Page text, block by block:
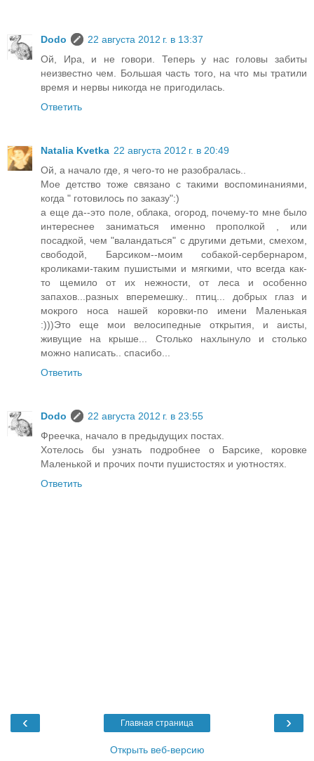
Dodo
22 августа 2012 г. в 13:37
Ой, Ира, и не говори. Теперь у нас головы забиты
неизвестно чем. Большая часть того, на что мы тратили
время и нервы никогда не пригодилась.
Ответить
Natalia Kvetka 22 августа 2012 г. в 20:49
Ой, а начало где, я чего-то не разобралась..
Мое детство тоже связано с такими воспоминаниями,
когда " готовилось по заказу":)
а еще да--это поле, облака, огород, почему-то мне было
интереснее заниматься именно прополкой , или
посадкой, чем "валандаться" с другими детьми, смехом,
свободой, Барсиком--моим собакой-сербернаром,
кроликами-таким пушистыми и мягкими, что всегда как-
то щемило от их нежности, от леса и особенно
запахов...разных вперемешку.. птиц... добрых глаз и
мокрого носа нашей коровки-по имени Маленькая
:)))Это еще мои велосипедные открытия, и аисты,
живущие на крыше... Столько нахлынуло и столько
можно написать.. спасибо...
Ответить
Dodo
22 августа 2012 г. в 23:55
Фреечка, начало в предыдущих постах.
Хотелось бы узнать подробнее о Барсике, коровке
Маленькой и прочих почти пушистостях и уютностях.
Ответить
‹ ›
Главная страница
Открыть веб-версию